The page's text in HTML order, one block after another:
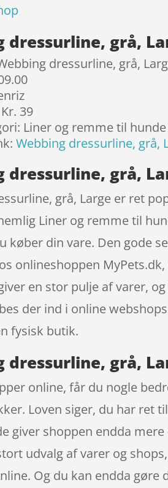
dressurline, grå,
dressurline, grå,
39
Liner og remme til hunde
Webbing dressurline, grå,
dressurline, grå,
grå, Large er ret
Liner og remme til
køber din vare. Den gode
onlineshoppen
en stor pulje af varer,
der ind i online
fysisk butik.
dressurline, grå,
online, får du nogle
Loven siger, du har ret
giver shoppen endda
udvalg af varer og
Og du kan endda